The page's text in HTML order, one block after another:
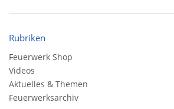
Rubriken
Feuerwerk Shop
Videos
Aktuelles & Themen
Feuerwerksarchiv